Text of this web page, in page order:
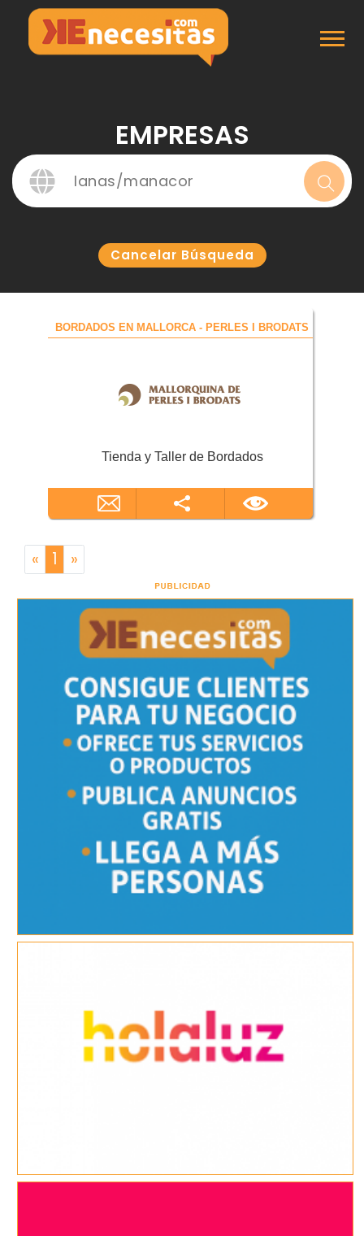
EMPRESAS
Cancelar Búsqueda
BORDADOS EN MALLORCA - PERLES I BRODATS
Tienda y Taller de Bordados
« 1 »